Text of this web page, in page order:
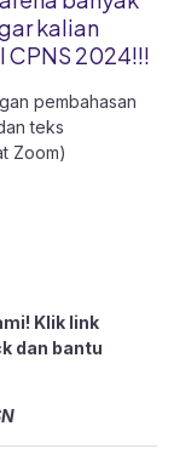
kalian
CPNS 2024!!!
pembahasan
teks
Zoom)
Klik link
dan bantu